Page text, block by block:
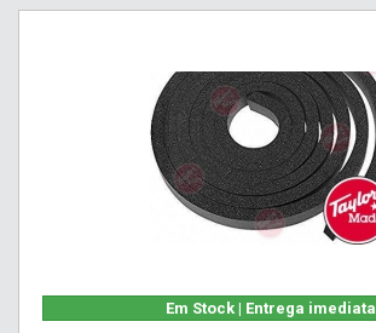
Em Stock | Entrega imediata